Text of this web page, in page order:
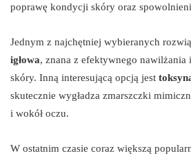
poprawę kondycji skóry oraz
Jednym z najchętniej wybieranych
igłowa, znana z efektywnego nawilżania
skóry. Inną interesującą opcją jest
skutecznie wygładza zmarszczki
i wokół oczu.
W ostatnim czasie coraz większą